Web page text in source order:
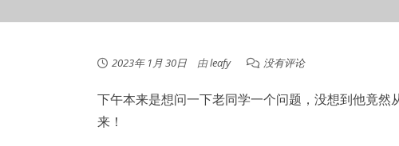
2023年 1月 30日 由leafy 没有评论
下午本来是想问一下老同学一个问题，没想到他竟
来！